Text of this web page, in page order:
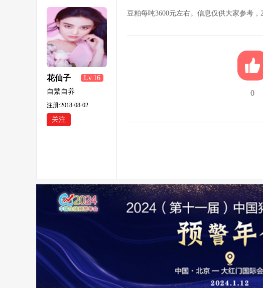
花仙子
Lv.16
自繁自养
注册:2018-08-02
关注
豆粕每吨3600元左右。信息仅供大家参考，
0